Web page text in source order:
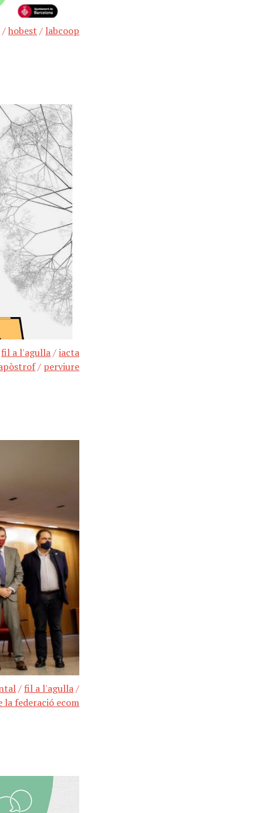
/hobest / labcoop
fil a l'agulla/iacta
/ perviure
/fil a l'agulla/
la federació ecom